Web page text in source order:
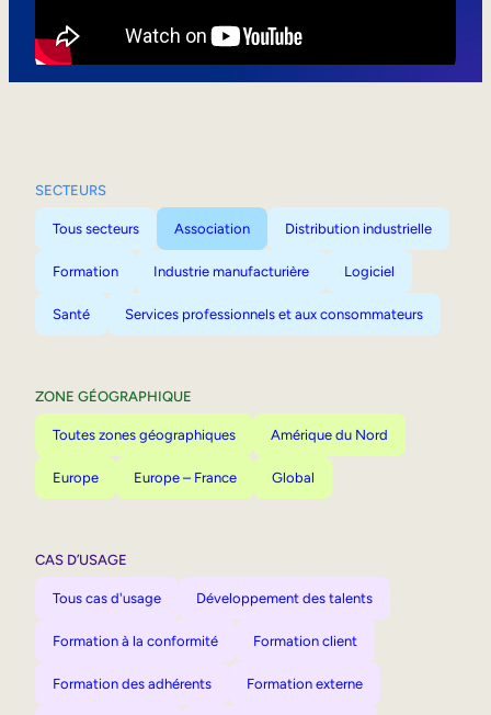
SECTEURS
Tous secteurs Association Distribution industrielle
Formation Industrie manufacturière Logiciel
Santé Services professionnels et aux consommateurs
ZONE GÉOGRAPHIQUE
Toutes zones géographiques Amérique du Nord
Europe Europe – France Global
CAS D’USAGE
Tous cas d'usage Développement des talents
Formation à la conformité Formation client
Formation des adhérents Formation externe